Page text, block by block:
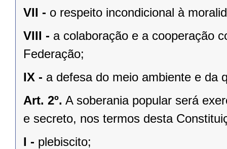
VII - o respeito incondicional à
VIII - a colaboração e a cooperação
Federação;
IX - a defesa do meio ambiente e da
Art. 2º. A soberania popular será
e secreto, nos termos desta
I - plebiscito;